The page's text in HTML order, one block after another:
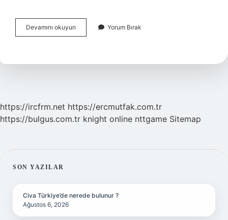
Devamını okuyun Toplumsal
Değerler
Nedir
Yorum Bırak
https://ircfrm.net https://ercmutfak.com.tr
https://bulgus.com.tr knight online nttgame Sitemap
SIDEBAR
SON YAZILAR
Civa Türkiye’de nerede bulunur ?
Ağustos 6, 2026